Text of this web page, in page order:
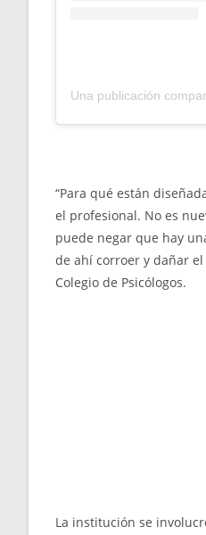
“Para qué están
el profesional. No es
puede negar que hay
de ahí corroer y dañar
Colegio de Psicólogos.
La institución se